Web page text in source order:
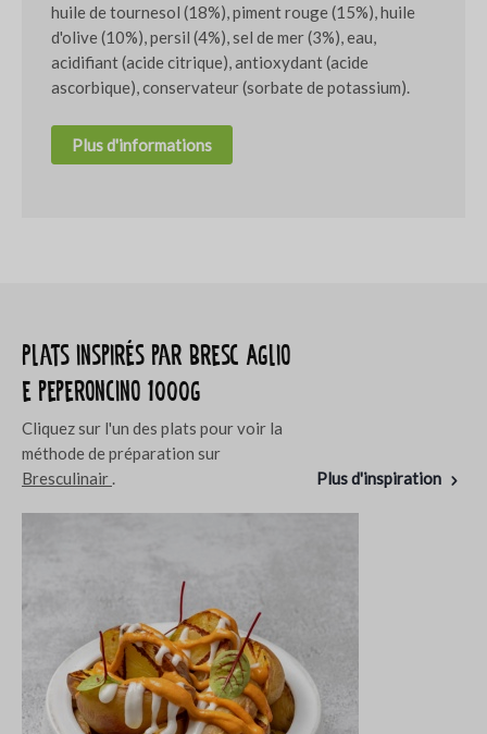
huile de tournesol (18%), piment rouge (15%), huile
d'olive (10%), persil (4%), sel de mer (3%), eau,
acidifiant (acide citrique), antioxydant (acide
ascorbique), conservateur (sorbate de potassium).
Plus d'informations
Plats inspirés par Bresc Aglio
e peperoncino 1000g
Cliquez sur l'un des plats pour voir la
méthode de préparation sur
Bresculinair . Plus d'inspiration